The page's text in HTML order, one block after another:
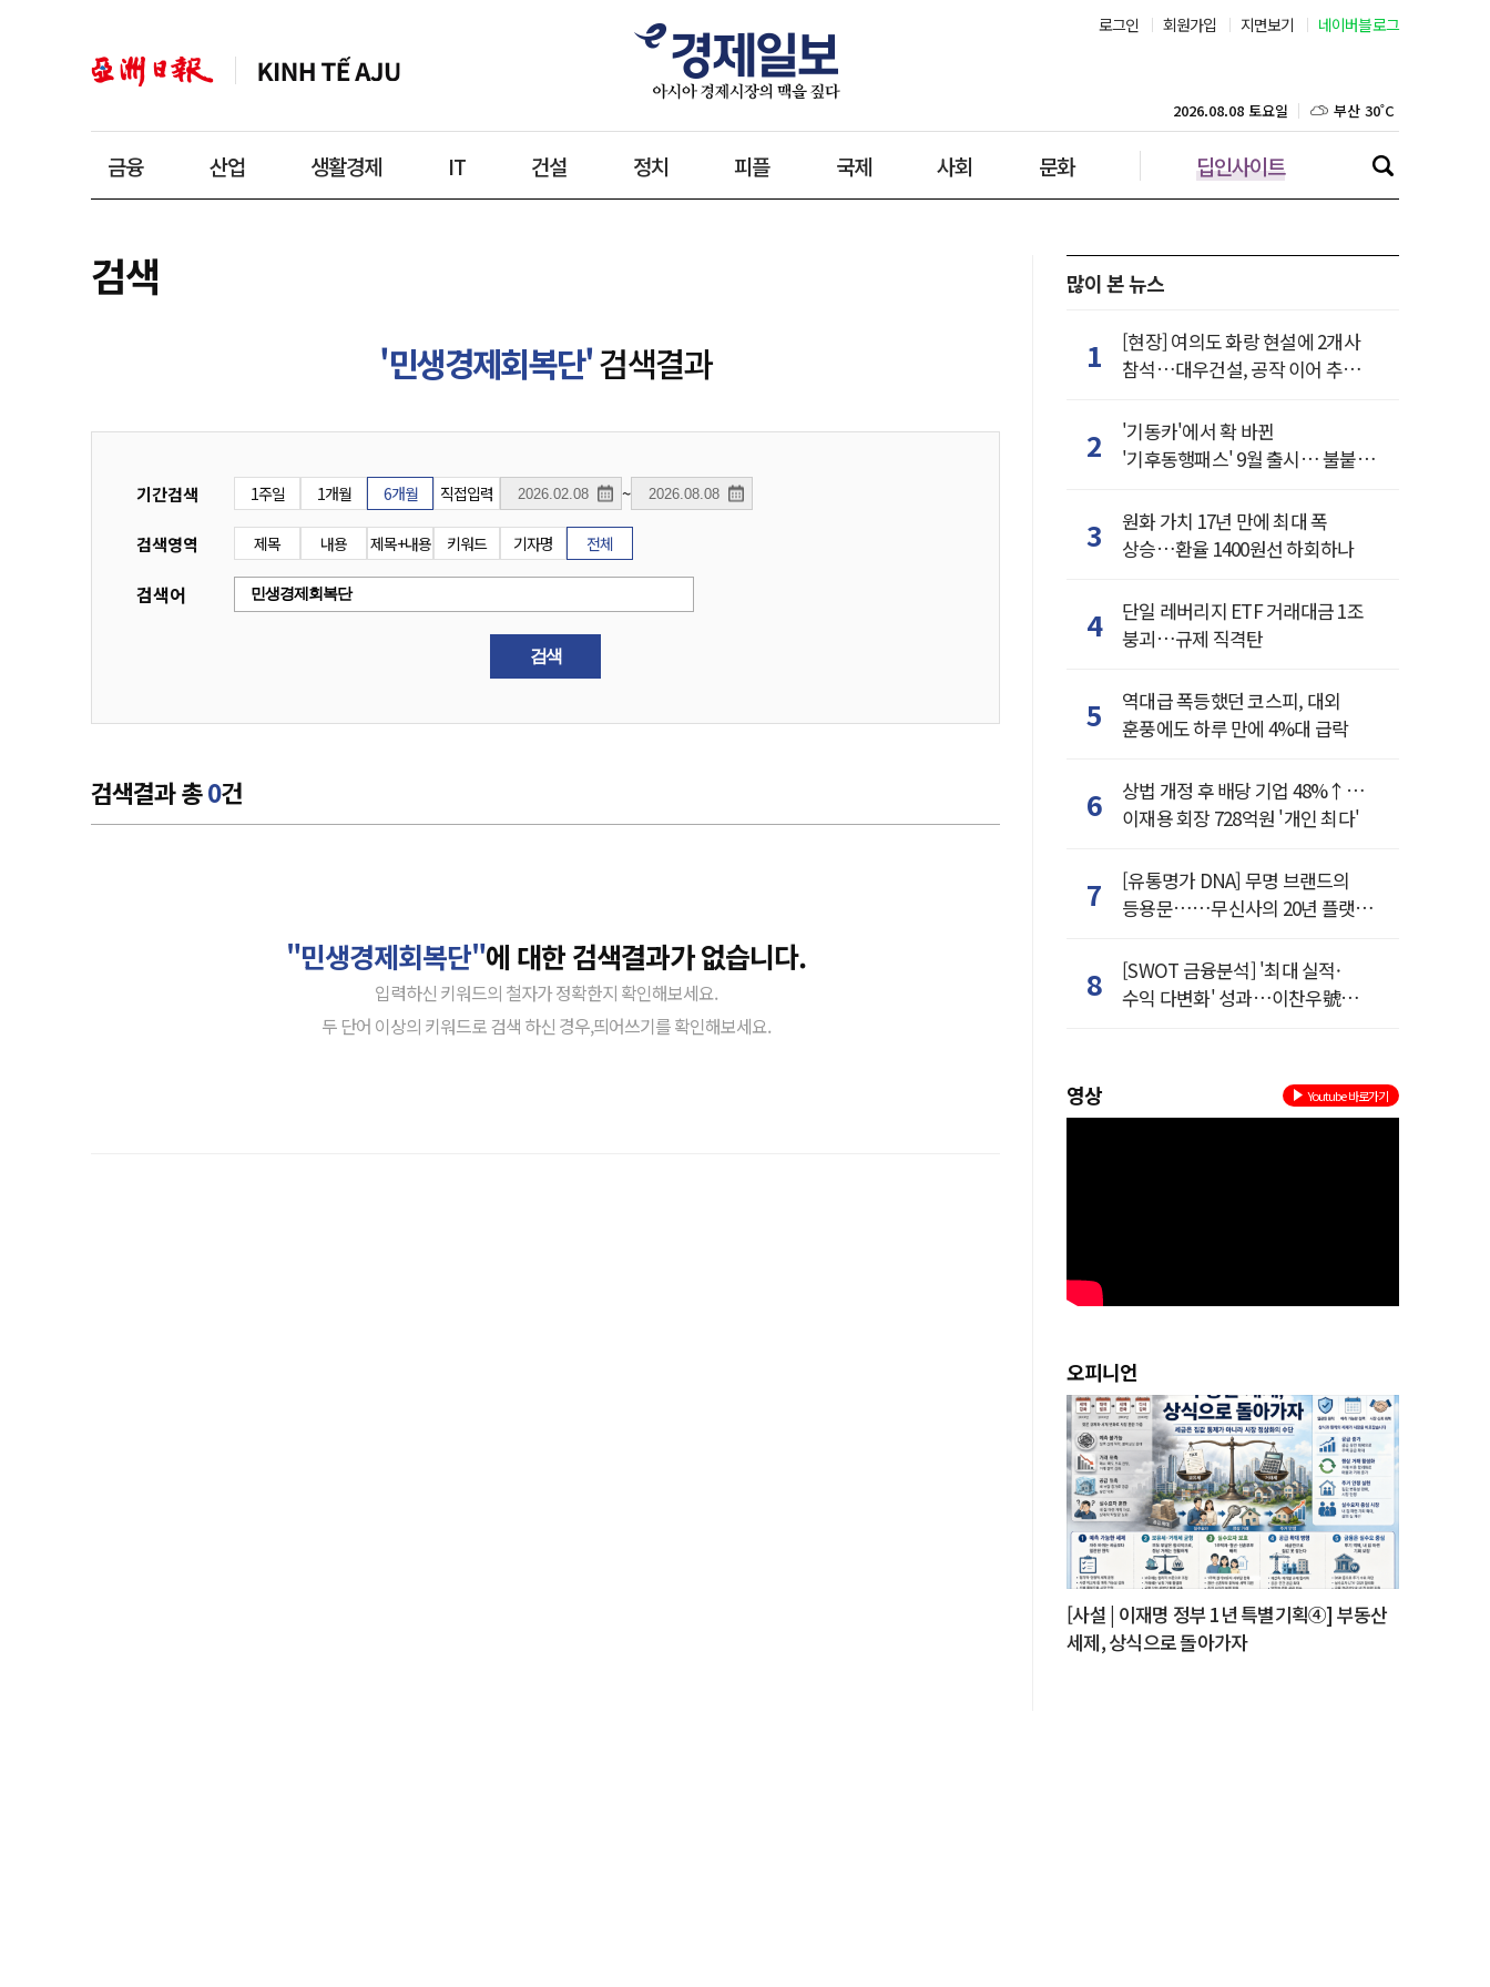
로그인 회원가입 지면보기 네이버블로그
금융 산업 생활경제 IT 건설 정치 피플 국제 사회 문화 딥인사이트
2026.08.08 토요일 대구 34˚C
인천 32˚C
울산 28˚C
검색
'민생경제회복단'검색결과
기간검색 1주일 1개월 6개월 직접입력 ~
검색영역 제목 내용 제목+내용 키워드 기자명 전체
검색어
검색
검색결과 총0건
"민생경제회복단"에 대한 검색결과가 없습니다.
입력하신 키워드의 철자가 정확한지 확인해보세요.
두 단어 이상의 키워드로 검색 하신 경우,띄어쓰기를 확인해보세요.
많이 본 뉴스
1
[현장] 여의도 화랑 현설에 2개사
참석…대우건설, 공작 이어 추가
2
'기동카'에서 확 바뀐
'기후동행패스' 9월 출시… 불붙은
3
원화 가치 17년 만에 최대 폭
상승…환율 1400원선 하회하나
4
단일 레버리지 ETF 거래대금 1조
붕괴…규제 직격탄
5
역대급 폭등했던 코스피, 대외
훈풍에도 하루 만에 4%대 급락
6
상법 개정 후 배당 기업 48%↑…
이재용 회장 728억원 '개인 최다'
7
[유통명가 DNA] 무명 브랜드의
등용문……무신사의 20년 플랫폼
8
[SWOT 금융분석] '최대 실적·
수익 다변화' 성과…이찬우號
영상 Youtube 바로가기
오피니언
[사설 | 이재명 정부 1년 특별기획④] 부동산
세제, 상식으로 돌아가자